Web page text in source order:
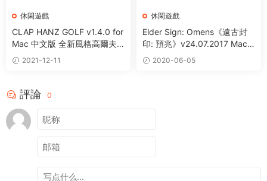
休閑遊戲
CLAP HANZ GOLF v1.4.0 for
Mac 中文版 全新風格高爾夫
球題材遊戲
2021-12-11
休閑遊戲
Elder Sign: Omens《遠古封
印: 預兆》v24.07.2017 Mac
破解版 流行解謎益智遊戲
2020-06-05
評論 0